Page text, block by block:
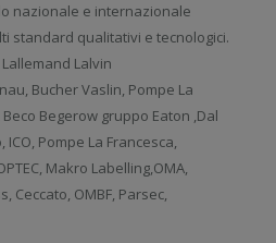
nazionale e internazionale
standard qualitativi e tecnologici.
Lalvin
Bucher Vaslin, Pompe La
Begerow gruppo Eaton ,Dal
Pompe La Francesca,
Makro Labelling,OMA,
Ceccato, OMBF, Parsec,